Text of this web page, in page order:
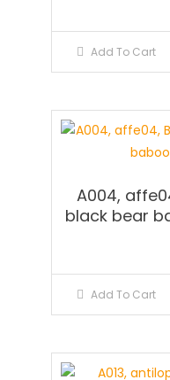
Add To Cart
A004,
black bear
Add To Cart